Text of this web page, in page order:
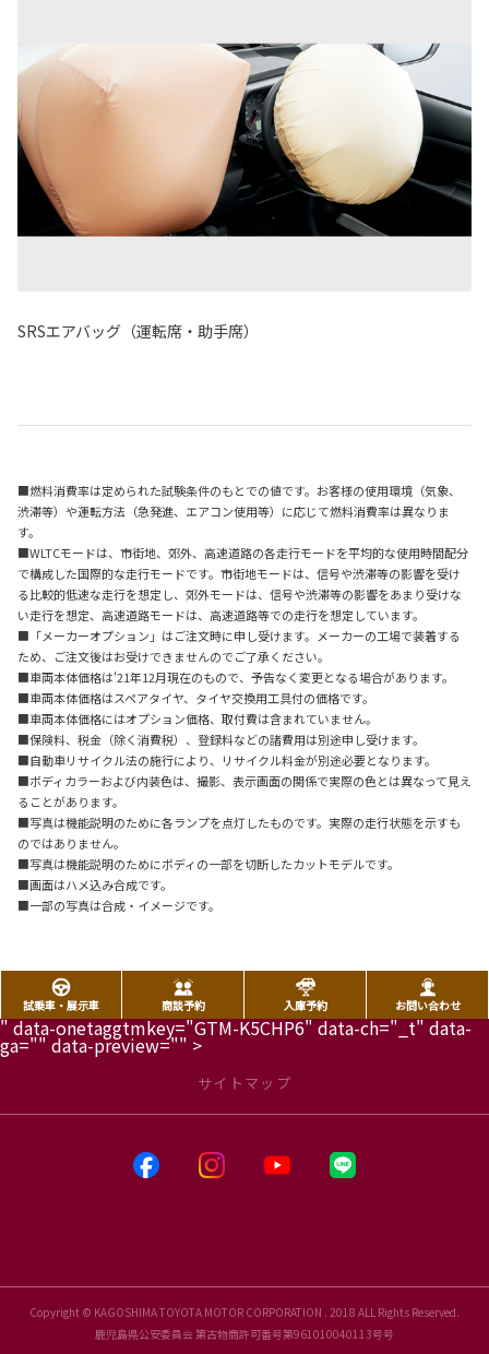
SRSエアバッグ（運転席・助手席）
■燃料消費率は定められた試験条件のもとでの値です。お客様の使用環境（気象、
渋滞等）や運転方法（急発進、エアコン使用等）に応じて燃料消費率は異なりま
す。
■WLTCモードは、市街地、郊外、高速道路の各走行モードを平均的な使用時間配分
で構成した国際的な走行モードです。市街地モードは、信号や渋滞等の影響を受け
る比較的低速な走行を想定し、郊外モードは、信号や渋滞等の影響をあまり受けな
い走行を想定、高速道路モードは、高速道路等での走行を想定しています。
■「メーカーオプション」はご注文時に申し受けます。メーカーの工場で装着する
ため、ご注文後はお受けできませんのでご了承ください。
■車両本体価格は'21年12月現在のもので、予告なく変更となる場合があります。
■車両本体価格はスペアタイヤ、タイヤ交換用工具付の価格です。
■車両本体価格にはオプション価格、取付費は含まれていません。
■保険料、税金（除く消費税）、登録料などの諸費用は別途申し受けます。
■自動車リサイクル法の施行により、リサイクル料金が別途必要となります。
■ボディカラーおよび内装色は、撮影、表示画面の関係で実際の色とは異なって見え
ることがあります。
■写真は機能説明のために各ランプを点灯したものです。実際の走行状態を示すも
のではありません。
■写真は機能説明のためにボディの一部を切断したカットモデルです。
■画面はハメ込み合成です。
■一部の写真は合成・イメージです。
試乗車・展示車 商談予約 入庫予約 お問い合わせ
" data-onetaggtmkey="GTM-K5CHP6" data-ch="_t" data-
ga="" data-preview="" >
サイトマップ
Copyright © KAGOSHIMA TOYOTA MOTOR CORPORATION . 2018 ALL Rights Reserved.
鹿児島県公安委員会 第古物商許可番号第961010040113号号